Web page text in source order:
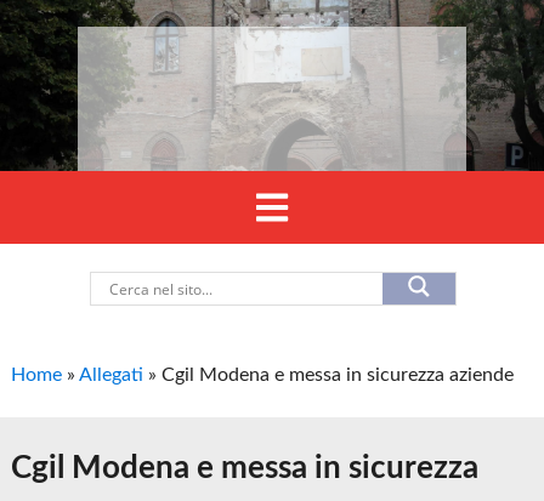
Home »Allegati »Cgil Modena e messa in sicurezza aziende
Cgil Modena e messa in sicurezza